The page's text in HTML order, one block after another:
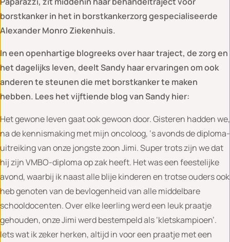
borstkanker in het in borstkankerzorg gespecialiseerde
Alexander Monro Ziekenhuis.
In een openhartige blogreeks over haar traject, de zorg en
het dagelijks leven, deelt Sandy haar ervaringen om ook
anderen te steunen die met borstkanker te maken
hebben. Lees het vijftiende blog van Sandy hier:
Het gewone leven gaat ook gewoon door. Gisteren hadden we,
na de kennismaking met mijn oncoloog, ‘s avonds de diploma-
uitreiking van onze jongste zoon Jimi. Super trots zijn we dat
hij zijn VMBO-diploma op zak heeft. Het was een feestelijke
avond, waarbij ik naast alle blije kinderen en trotse ouders ook
heb genoten van de bevlogenheid van alle middelbare
schooldocenten. Over elke leerling werd een leuk praatje
gehouden, onze Jimi werd bestempeld als ‘kletskampioen’.
Iets wat ik zeker herken, altijd in voor een praatje met een